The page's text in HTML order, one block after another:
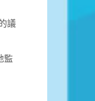
議
監